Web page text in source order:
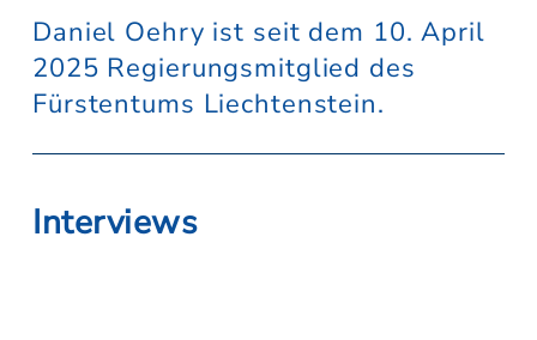
Daniel Oehry ist seit dem 10. April
2025 Regierungsmitglied des
Fürstentums Liechtenstein.
Interviews